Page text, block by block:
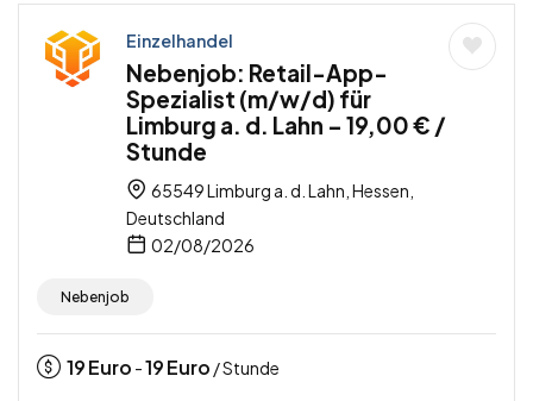
Einzelhandel
Nebenjob: Retail-App-
Spezialist (m/w/d) für
Limburg a. d. Lahn – 19,00 € /
Stunde
65549 Limburg a. d. Lahn, Hessen,
Deutschland
02/08/2026
Nebenjob
19Euro -19Euro / Stunde